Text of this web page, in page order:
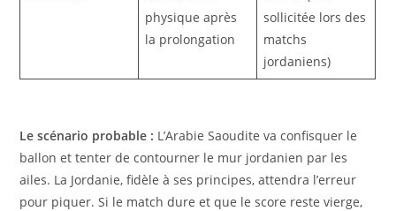
physique après
la prolongation
sollicitée lors des
matchs
jordaniens)
Le scénario probable : L’Arabie Saoudite va confisquer le
ballon et tenter de contourner le mur jordanien par les
ailes. La Jordanie, fidèle à ses principes, attendra l’erreur
pour piquer. Si le match dure et que le score reste vierge,